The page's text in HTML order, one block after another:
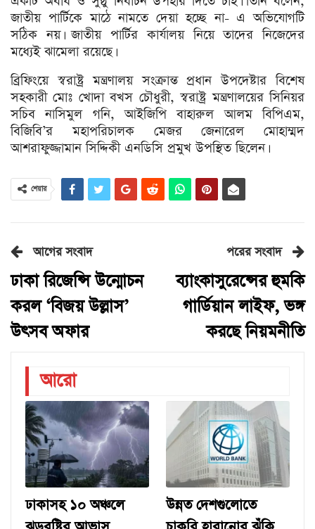
জাতীয় পার্টিকে মাঠে নামতে দেয়া হচ্ছে না- এ অভিযোগটি
সঠিক নয়। জাতীয় পার্টির কার্যালয় নিয়ে তাদের নিজেদের
মধ্যেই ঝামেলা রয়েছে।
ব্রিফিংয়ে স্বরাষ্ট্র মন্ত্রণালয় সংক্রান্ত প্রধান উপদেষ্টার বিশেষ
সহকারী মোঃ খোদা বখস চৌধুরী, স্বরাষ্ট্র মন্ত্রণালয়ের সিনিয়র
সচিব নাসিমুল গনি, আইজিপি বাহারুল আলম বিপিএম,
বিজিবি’র মহাপরিচালক মেজর জেনারেল মোহাম্মদ
আশরাফুজ্জামান সিদ্দিকী এনডিসি প্রমুখ উপস্থিত ছিলেন।
শেয়ার
আগের সংবাদ
ঢাকা রিজেন্সি উন্মোচন
করল ‘বিজয় উল্লাস’
উৎসব অফার
পরের সংবাদ
ব্যাংকাসুরেন্সের হুমকি
গার্ডিয়ান লাইফ, ভঙ্গ
করছে নিয়মনীতি
আরো
ঢাকাসহ ১০ অঞ্চলে
উন্নত দেশগুলোতে